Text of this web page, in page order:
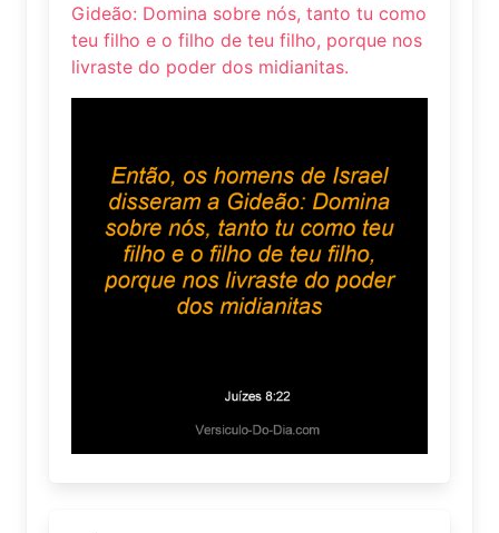
Gideão: Domina sobre nós, tanto tu como
teu filho e o filho de teu filho, porque nos
livraste do poder dos midianitas.